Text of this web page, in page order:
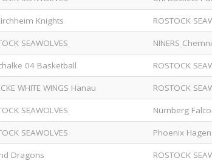
Knights ROSTOCK
SEAWOLVES NINERS
04 Basketball ROSTOCK
WHITE WINGS Hanau ROSTOCK
SEAWOLVES Nürnberg
SEAWOLVES Phoenix Hagen
Dragons ROSTOCK